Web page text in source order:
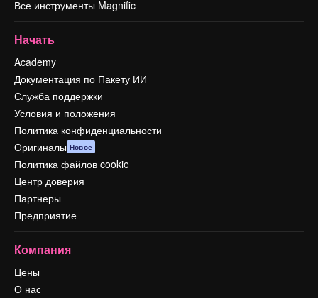
Все инструменты Magnific
Начать
Academy
Документация по Пакету ИИ
Служба поддержки
Условия и положения
Политика конфиденциальности
Оригиналы Новое
Политика файлов cookie
Центр доверия
Партнеры
Предприятие
Компания
Цены
О нас